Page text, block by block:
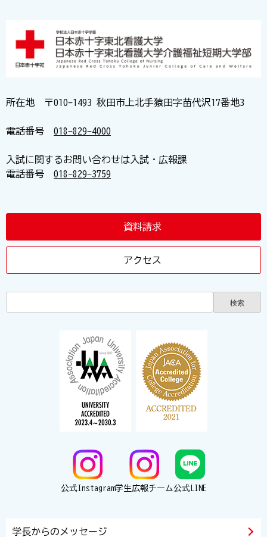
所在地 〒010-1493 秋田市上北手猿田字苗代沢17番地3
電話番号 018-829-4000
入試に関するお問い合わせは入試・広報課
電話番号 018-829-3759
資料請求
アクセス
公式Instagram学生広報チーム公式LINE
学長からのメッセージ